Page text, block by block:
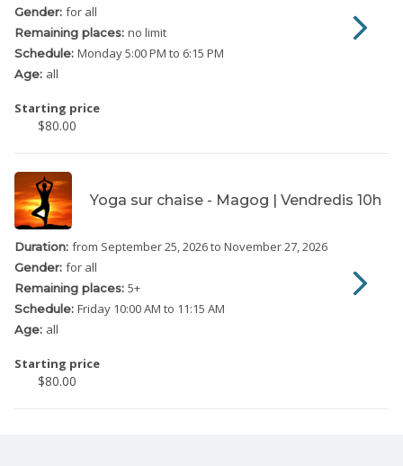
Gender: for all
Remaining places: no limit
Schedule: Monday5:00 PM to 6:15 PM
Age: all
Starting price
$80.00
Yoga sur chaise - Magog | Vendredis 10h
Duration: from September 25, 2026to November 27, 2026
Gender: for all
Remaining places: 5+
Schedule: Friday 10:00 AM to 11:15 AM
Age: all
Starting price
$80.00